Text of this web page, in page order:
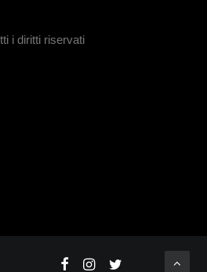
i diritti riservati